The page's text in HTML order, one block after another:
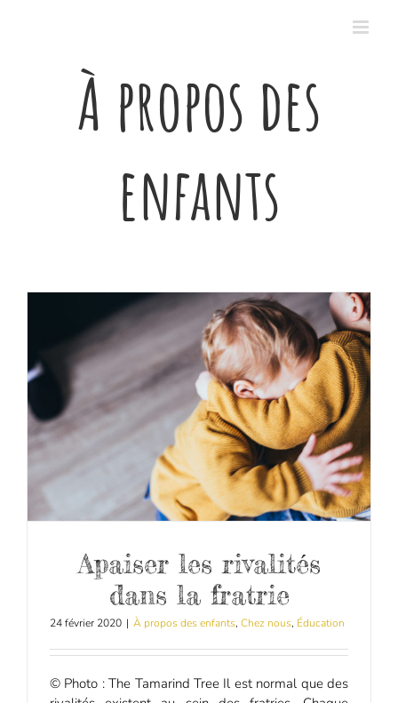
À propos des
enfants
Apaiser les rivalités
dans la fratrie
24 février 2020 | À propos des enfants, Chez nous, Éducation
© Photo : The Tamarind Tree Il est normal que des